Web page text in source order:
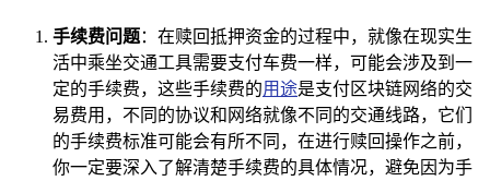
手续费问题：在赎回抵押资金的过程中，就像在现实生
活中乘坐交通工具需要支付车费一样，可能会涉及到一
定的手续费，这些手续费的用途是支付区块链网络的交
易费用，不同的协议和网络就像不同的交通线路，它们
的手续费标准可能会有所不同，在进行赎回操作之前，
你一定要深入了解清楚手续费的具体情况，避免因为手